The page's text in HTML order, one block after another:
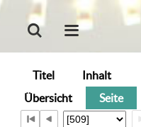
Titel
Inhalt
Übersicht
Seite